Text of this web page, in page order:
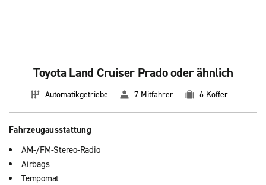
Toyota Land Cruiser Prado oder ähnlich
Automatikgetriebe 7 Mitfahrer 6 Koffer
Fahrzeugausstattung
AM-/FM-Stereo-Radio
Airbags
Tempomat